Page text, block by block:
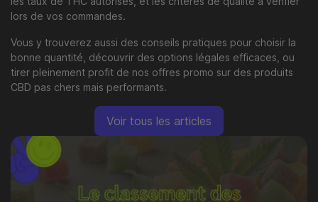
lors de vos commandes.
Vous y trouverez aussi des conseils pratiques pour choisir la
bonne quantité, découvrir des options légales efficaces, ou
tirer pleinement profit de nos offres promo sur des produits
CBD pas chers mais performants.
Voir tous les articles